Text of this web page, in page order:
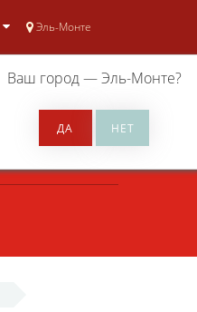
Эль-Монте
Ваш город —Эль-Монте?
0